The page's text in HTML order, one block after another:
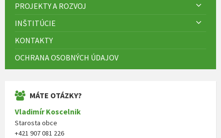
PROJEKTY A ROZVOJ
INŠTITÚCIE
KONTAKTY
OCHRANA OSOBNÝCH ÚDAJOV
MÁTE OTÁZKY?
Vladimír Koscelnik
Starosta obce
+421 907 081 226